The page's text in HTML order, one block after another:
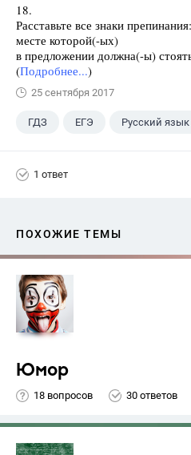
18.
Расставьте все знаки
месте которой(-ых)
в предложении должна(-ы)
(Подробнее...)
25 сентября 2017
ГДЗ ЕГЭ Русский язык
1 ответ
ПОХОЖИЕ ТЕМЫ
Юмор
18 вопросов 30 ответов